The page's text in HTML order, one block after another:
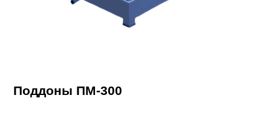
Поддоны ПМ-300